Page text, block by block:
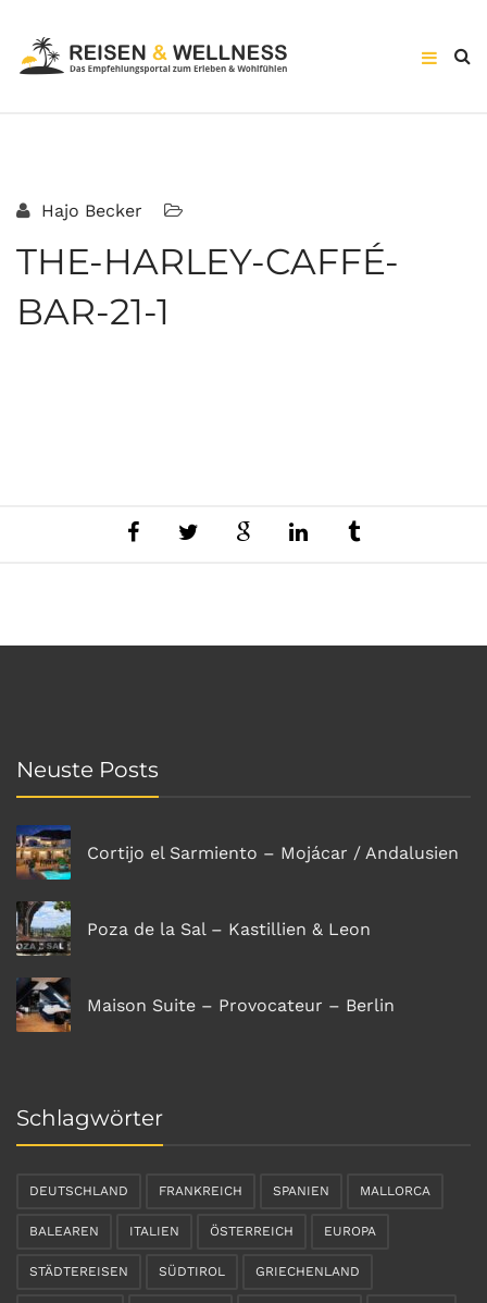
Hajo Becker
THE-HARLEY-CAFFÉ-
BAR-21-1
Neuste Posts
Cortijo el Sarmiento – Mojácar / Andalusien
Poza de la Sal – Kastillien & Leon
Maison Suite – Provocateur – Berlin
Schlagwörter
DEUTSCHLAND FRANKREICH SPANIEN MALLORCA
BALEAREN ITALIEN ÖSTERREICH EUROPA
STÄDTEREISEN SÜDTIROL GRIECHENLAND